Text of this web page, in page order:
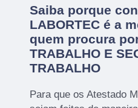
Saiba porque
LABORTEC é a
quem procura
TRABALHO E
TRABALHO
Para que os Atestado